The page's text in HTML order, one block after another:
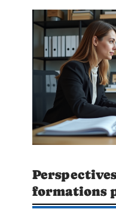
formations